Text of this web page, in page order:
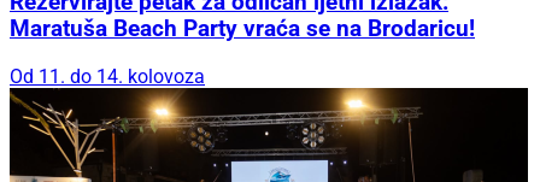
Maratuša Beach Party vraća se na Brodaricu!
Od 11. do 14. kolovoza